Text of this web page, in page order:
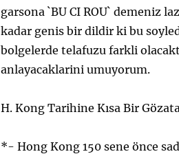
garsona `BU CI ROU` demeniz
kadar genis bir dildir ki bu
bolgelerde telafuzu farkli
anlayacaklarini umuyorum.
H. Kong Tarihine Kısa Bir
*- Hong Kong 150 sene önce